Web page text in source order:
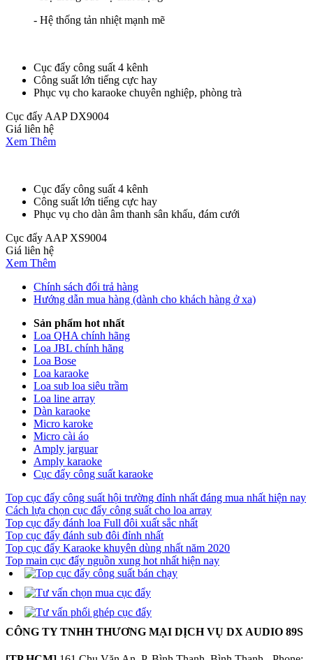
- Hệ thống tản nhiệt mạnh mẽ
Cục đẩy công suất 4 kênh
Công suất lớn tiếng cực hay
Phục vụ cho karaoke chuyên nghiệp, phòng trà
Cục đẩy AAP DX9004
Giá liên hệ
Xem Thêm
Cục đẩy công suất 4 kênh
Công suất lớn tiếng cực hay
Phục vụ cho dàn âm thanh sân khấu, đám cưới
Cục đẩy AAP XS9004
Giá liên hệ
Xem Thêm
Chính sách đổi trả hàng
Hướng dẫn mua hàng (dành cho khách hàng ở xa)
Sản phẩm hot nhất
Loa QHA chính hãng
Loa JBL chính hãng
Loa Bose
Loa karaoke
Loa sub loa siêu trầm
Loa line array
Dàn karaoke
Micro karoke
Micro cài áo
Amply jarguar
Amply karaoke
Cục đẩy công suất karaoke
Top cục đẩy công suất hội trường đỉnh nhất đáng mua nhất hiện nay
Cách lựa chọn cục đẩy công suất cho loa array
Top cục đẩy đánh loa Full đôi xuất sắc nhất
Top cục đẩy đánh sub đôi đỉnh nhất
Top cục đẩy Karaoke khuyên dùng nhất năm 2020
Top main cục đẩy nguồn xung hot nhất hiện nay
CÔNG TY TNHH THƯƠNG MẠI DỊCH VỤ DX AUDIO 89S